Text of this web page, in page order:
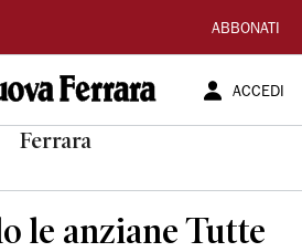
ABBONATI
ACCEDI
Ferrara
le anziane Tutte